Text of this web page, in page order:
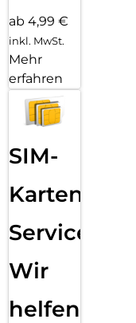
ab 4,99 €
inkl. MwSt.
Mehr
erfahren
SIM-
Karten
Service:
Wir
helfen